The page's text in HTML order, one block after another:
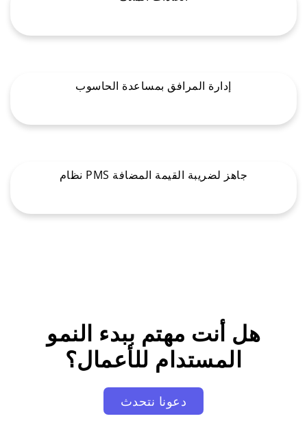
إدارة المرافق بمساعدة الحاسوب
نظام PMS جاهز لضريبة القيمة المضافة
هل أنت مهتم ببدء النمو
المستدام للأعمال؟
دعونا نتحدث